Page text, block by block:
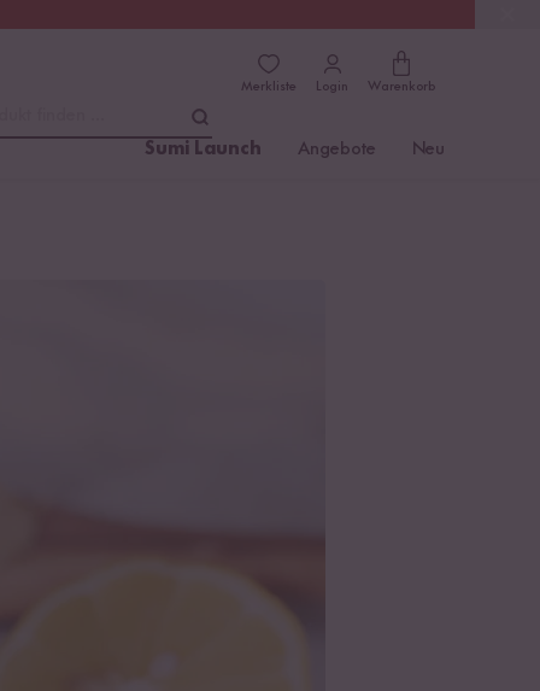
Merkliste Login Warenkorb
Sumi Launch Angebote Neu